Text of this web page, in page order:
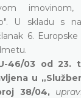
U skladu s
6.
46/03 od 23.
u
38/04,